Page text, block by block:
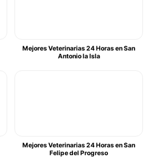
Mejores Veterinarias 24 Horas en San
Antonio la Isla
Mejores Veterinarias 24 Horas en San
Felipe del Progreso